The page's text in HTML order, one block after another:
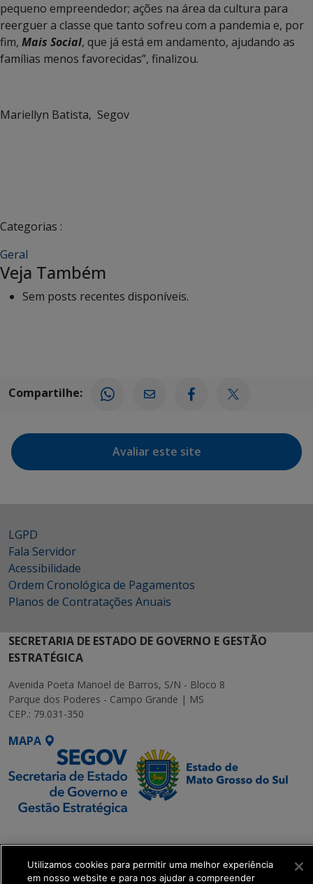
pequeno empreendedor; ações na área da cultura para
reerguer a classe que tanto sofreu com a pandemia e, por
fim, Mais Social, que já está em andamento, ajudando as
famílias menos favorecidas”, finalizou.
Mariellyn Batista, Segov
Categorias :
Geral
Veja Também
Sem posts recentes disponíveis.
Compartilhe:
Avaliar este site
LGPD
Fala Servidor
Acessibilidade
Ordem Cronológica de Pagamentos
Planos de Contratações Anuais
SECRETARIA DE ESTADO DE GOVERNO E GESTÃO
ESTRATÉGICA
Avenida Poeta Manoel de Barros, S/N - Bloco 8
Parque dos Poderes - Campo Grande | MS
CEP.: 79.031-350
MAPA
Executiva de
Transformação Digital
Utilizamos cookies para permitir uma melhor experiência
em nosso website e para nos ajudar a compreender